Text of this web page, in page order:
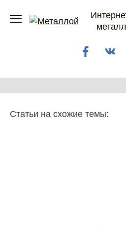
Статьи на схожие темы: